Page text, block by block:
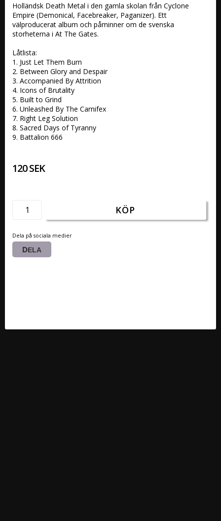
Holländsk Death Metal i den gamla skolan från Cyclone
Empire (Demonical, Facebreaker, Paganizer). Ett
välproducerat album och påminner om de svenska
storheterna i At The Gates.
Låtlista:
1. Just Let Them Burn
2. Between Glory and Despair
3. Accompanied By Attrition
4. Icons of Brutality
5. Built to Grind
6. Unleashed By The Carnifex
7. Right Leg Solution
8. Sacred Days of Tyranny
9. Battalion 666
120 SEK
KÖP
Dela på sociala medier
DELA